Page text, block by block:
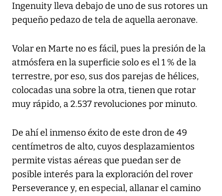
Ingenuity lleva debajo de uno de sus rotores un
pequeño pedazo de tela de aquella aeronave.
Volar en Marte no es fácil, pues la presión de la
atmósfera en la superficie solo es el 1 % de la
terrestre, por eso, sus dos parejas de hélices,
colocadas una sobre la otra, tienen que rotar
muy rápido, a 2.537 revoluciones por minuto.
De ahí el inmenso éxito de este dron de 49
centímetros de alto, cuyos desplazamientos
permite vistas aéreas que puedan ser de
posible interés para la exploración del rover
Perseverance y, en especial, allanar el camino